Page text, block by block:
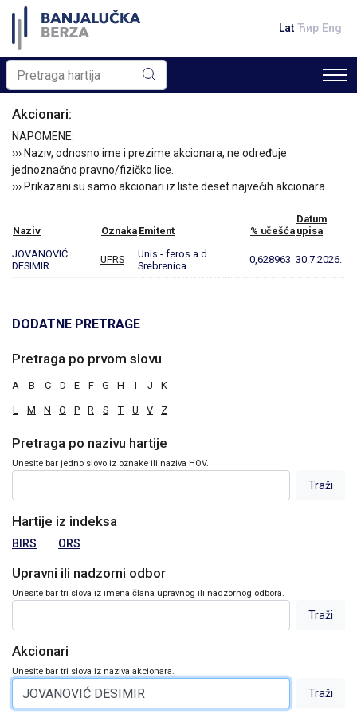
Lat Ћир Eng
Akcionari:
NAPOMENE:
››› Naziv, odnosno ime i prezime akcionara, ne određuje
jednoznačno pravno/fizičko lice.
››› Prikazani su samo akcionari iz liste deset najvećih akcionara.
Naziv Oznaka Emitent % učešća
Datum
upisa
JOVANOVIĆ
DESIMIR
UFRS
Unis - feros a.d.
Srebrenica
0,628963 30.7.2026.
DODATNE PRETRAGE
Pretraga po prvom slovu
A B C D E F G H I J K
L M N O P R S T U V Z
Pretraga po nazivu hartije
Unesite bar jedno slovo iz oznake ili naziva HOV.
Hartije iz indeksa
BIRS ORS
Upravni ili nadzorni odbor
Unesite bar tri slova iz imena člana upravnog ili nadzornog odbora.
Akcionari
Unesite bar tri slova iz naziva akcionara.